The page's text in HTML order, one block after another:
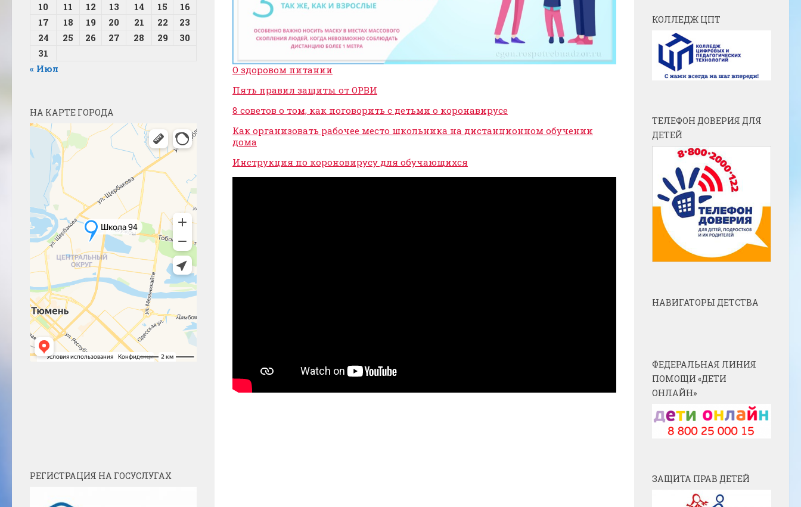
О здоровом питании
Пять правил защиты от ОРВИ
8 советов о том, как поговорить с детьми о коронавирусе
Как организовать рабочее место школьника на дистанционном обучении
дома
Инструкция по короновирусу для обучающихся
10
11 12 13 14 15
16
17
18 19 20 21 22
23
24
25 26 27 28 29
30
31
« Июл
НА КАРТЕ ГОРОДА
РЕГИСТРАЦИЯ НА ГОСУСЛУГАХ
КОЛЛЕДЖ ЦПТ
ТЕЛЕФОН ДОВЕРИЯ ДЛЯ
ДЕТЕЙ
НАВИГАТОРЫ ДЕТСТВА
ФЕДЕРАЛЬНАЯ ЛИНИЯ
ПОМОЩИ «ДЕТИ
ОНЛАЙН»
ЗАЩИТА ПРАВ ДЕТЕЙ